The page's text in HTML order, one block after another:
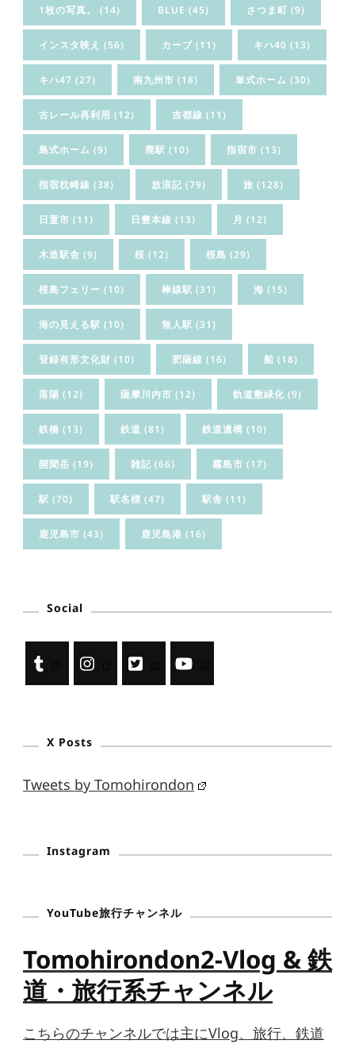
1枚の写真。 (14) BLUE (45) さつま町 (9)
インスタ映え (56) カーブ (11) キハ40 (13)
キハ47 (27) 南九州市 (18) 単式ホーム (30)
古レール再利用 (12) 吉都線 (11)
島式ホーム (9) 廃駅 (10) 指宿市 (13)
指宿枕崎線 (38) 放浪記 (79) 旅 (128)
日置市 (11) 日豊本線 (13) 月 (12)
木造駅舎 (9) 桜 (12) 桜島 (29)
桜島フェリー (10) 棒線駅 (31) 海 (15)
海の見える駅 (10) 無人駅 (31)
登録有形文化財 (10) 肥薩線 (16) 船 (18)
落陽 (12) 薩摩川内市 (12) 軌道敷緑化 (9)
鉄橋 (13) 鉄道 (81) 鉄道遺構 (10)
開聞岳 (19) 雑記 (66) 霧島市 (17)
駅 (70) 駅名標 (47) 駅舎 (11)
鹿児島市 (43) 鹿児島港 (16)
Social
X Posts
Tweets by Tomohirondon
Instagram
YouTube旅行チャンネル
Tomohirondon2-Vlog & 鉄
道・旅行系チャンネル
こちらのチャンネルでは主にVlog、旅行、鉄道